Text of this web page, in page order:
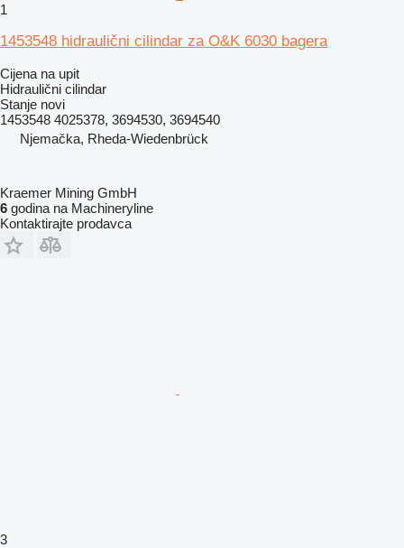
1
1453548 hidraulični cilindar za O&K 6030 bagera
Cijena na upit
Hidraulični cilindar
Stanje novi
1453548 4025378, 3694530, 3694540
Njemačka, Rheda-Wiedenbrück
Kraemer Mining GmbH
6 godina na Machineryline
Kontaktirajte prodavca
3